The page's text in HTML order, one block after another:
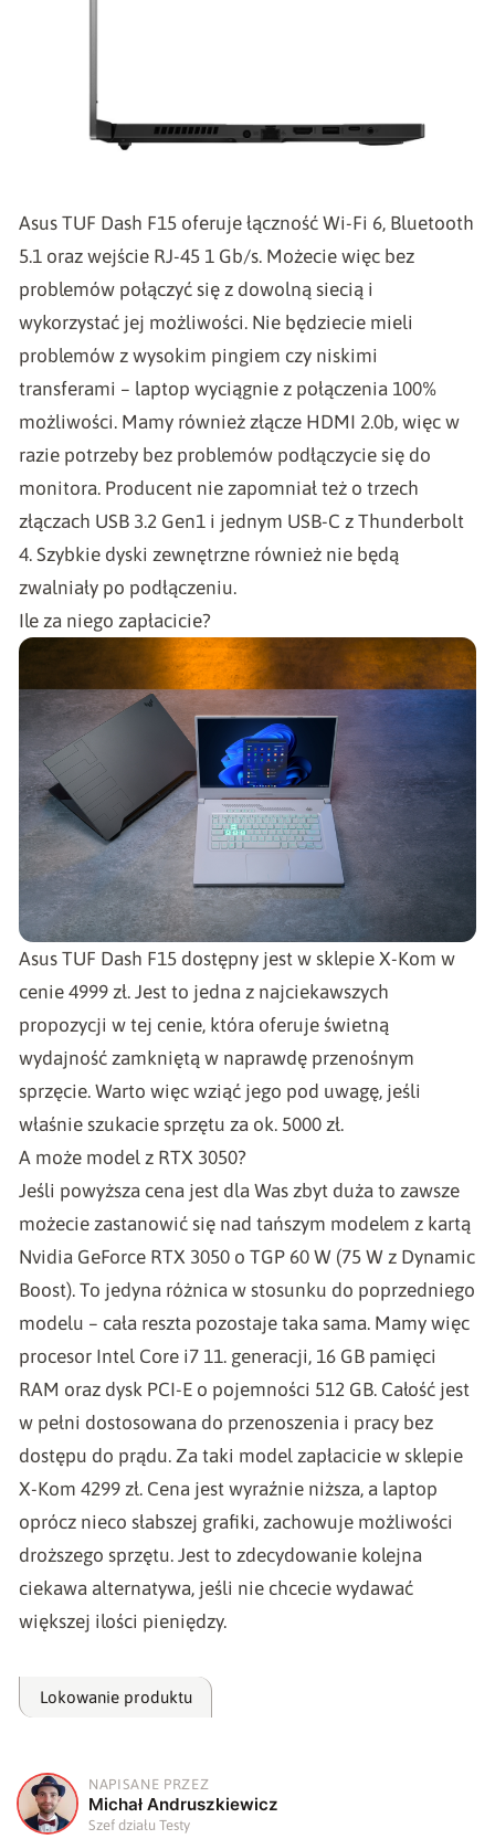
Asus TUF Dash F15 oferuje łączność Wi-Fi 6, Bluetooth
5.1 oraz wejście RJ-45 1 Gb/s. Możecie więc bez
problemów połączyć się z dowolną siecią i
wykorzystać jej możliwości. Nie będziecie mieli
problemów z wysokim pingiem czy niskimi
transferami – laptop wyciągnie z połączenia 100%
możliwości. Mamy również złącze HDMI 2.0b, więc w
razie potrzeby bez problemów podłączycie się do
monitora. Producent nie zapomniał też o trzech
złączach USB 3.2 Gen1 i jednym USB-C z Thunderbolt
4. Szybkie dyski zewnętrzne również nie będą
zwalniały po podłączeniu.
Ile za niego zapłacicie?
Asus TUF Dash F15 dostępny jest w sklepie X-Kom w
cenie 4999 zł. Jest to jedna z najciekawszych
propozycji w tej cenie, która oferuje świetną
wydajność zamkniętą w naprawdę przenośnym
sprzęcie. Warto więc wziąć jego pod uwagę, jeśli
właśnie szukacie sprzętu za ok. 5000 zł.
A może model z RTX 3050?
Jeśli powyższa cena jest dla Was zbyt duża to zawsze
możecie zastanowić się nad tańszym modelem z kartą
Nvidia GeForce RTX 3050 o TGP 60 W (75 W z Dynamic
Boost). To jedyna różnica w stosunku do poprzedniego
modelu – cała reszta pozostaje taka sama. Mamy więc
procesor Intel Core i7 11. generacji, 16 GB pamięci
RAM oraz dysk PCI-E o pojemności 512 GB. Całość jest
w pełni dostosowana do przenoszenia i pracy bez
dostępu do prądu. Za taki model zapłacicie w sklepie
X-Kom 4299 zł. Cena jest wyraźnie niższa, a laptop
oprócz nieco słabszej grafiki, zachowuje możliwości
droższego sprzętu. Jest to zdecydowanie kolejna
ciekawa alternatywa, jeśli nie chcecie wydawać
większej ilości pieniędzy.
Lokowanie produktu
M
NAPISANE PRZEZ
Michał Andruszkiewicz
Szef działu Testy